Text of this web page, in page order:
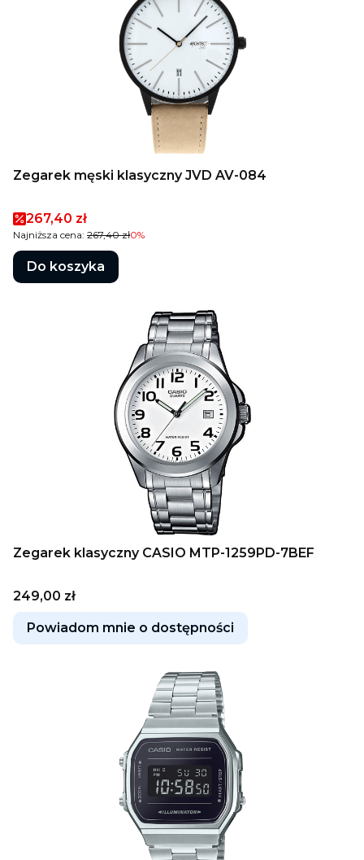
Zegarek męski klasyczny JVD AV-084
Cena promocyjna
267,40 zł
Najniższa cena: 267,40 zł0%
Do koszyka
Zegarek klasyczny CASIO MTP-1259PD-7BEF
Cena
249,00 zł
Powiadom mnie o dostępności